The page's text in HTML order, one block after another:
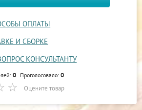
ОПЛАТЫ
И СБОРКЕ
КОНСУЛЬТАНТУ
0 . Проголосовало:0
Оцените товар